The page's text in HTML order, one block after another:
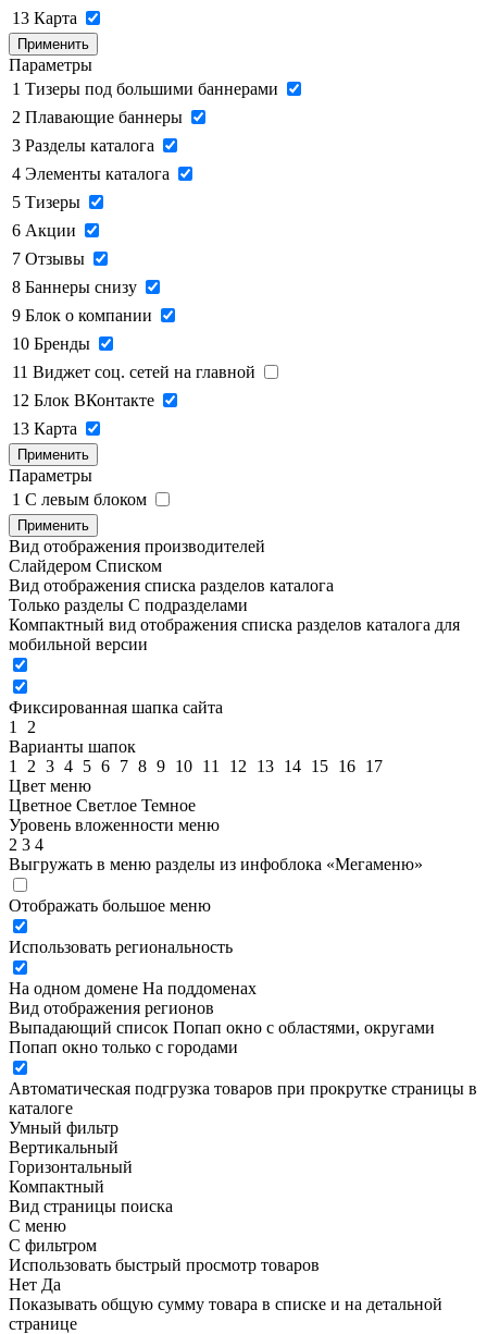
13 Карта
Применить
Параметры
1 Тизеры под большими баннерами
2 Плавающие баннеры
3 Разделы каталога
4 Элементы каталога
5 Тизеры
6 Акции
7 Отзывы
8 Баннеры снизу
9 Блок о компании
10 Бренды
11 Виджет соц. сетей на главной
12 Блок ВКонтакте
13 Карта
Применить
Параметры
1 C левым блоком
Применить
Вид отображения производителей
Слайдером Списком
Вид отображения списка разделов каталога
Только разделы С подразделами
Компактный вид отображения списка разделов каталога для
мобильной версии
Фиксированная шапка сайта
1
2
Варианты шапок
1
2 3 4 5 6 7 8 9 10 11 12 13 14 15 16 17
Цвет меню
Цветное Светлое Темное
Уровень вложенности меню
2 3 4
Выгружать в меню разделы из инфоблока «Мегаменю»
Отображать большое меню
Использовать региональность
На одном домене На поддоменах
Вид отображения регионов
Выпадающий список Попап окно c областями, округами
Попап окно только с городами
Автоматическая подгрузка товаров при прокрутке страницы в
каталоге
Умный фильтр
Вертикальный
Горизонтальный
Компактный
Вид страницы поиска
С меню
С фильтром
Использовать быстрый просмотр товаров
Нет Да
Показывать общую сумму товара в списке и на детальной
странице